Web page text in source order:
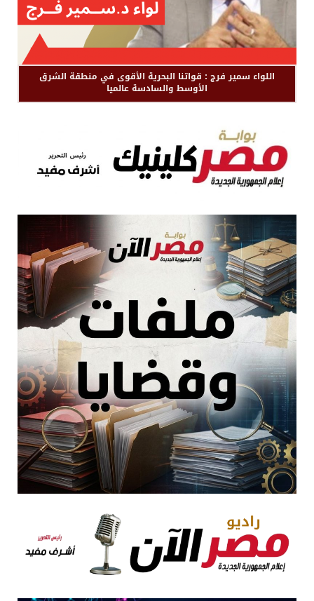
اللواء سمير فرج : قواتنا البحرية الأقوى في منطقة الشرق
الأوسط والسادسة عالميا